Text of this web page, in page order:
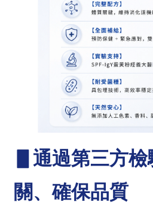
▋通過第三方檢
關、確保品質